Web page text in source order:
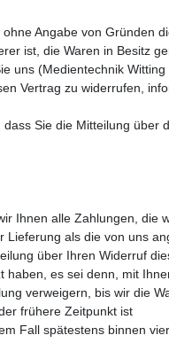
Angabe von Gründen
ist, die Waren in Besitz
uns (Medientechnik
Vertrag zu widerrufen,
Sie die Mitteilung über
Ihnen alle Zahlungen,
als die von uns
über Ihren Widerruf
haben, es sei denn, mit
verweigern, bis wir die
frühere Zeitpunkt ist
Fall spätestens binnen